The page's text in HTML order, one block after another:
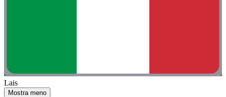
Lais
Mostra meno